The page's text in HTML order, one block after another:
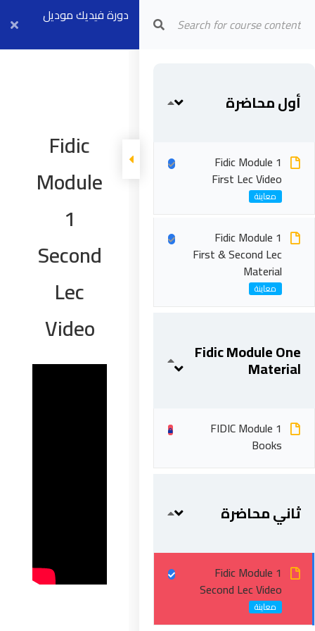
Arab Center for Arbitration
دورة فيديك موديل
١ بث مباشر ٢٣
أول محاضرة
Fidic Module 1
First Lec Video
Fidic Module 1
First & Second Lec
Material
Fidic Module One
Material
FIDIC Module 1
Books
ثاني محاضرة
Fidic Module 1
Second Lec Video
Fidic
Module
1
Second
Lec
Video
ابقى على تواصل
201287888051+
info@acarea.com.eg